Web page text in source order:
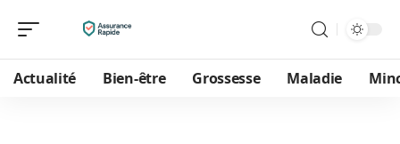
Actualité Bien-être Grossesse Maladie